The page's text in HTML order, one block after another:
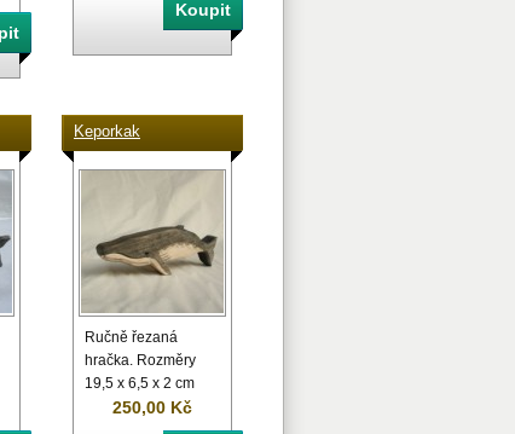
Keporkak
Ručně řezaná
hračka. Rozměry
19,5 x 6,5 x 2 cm
250,00 Kč